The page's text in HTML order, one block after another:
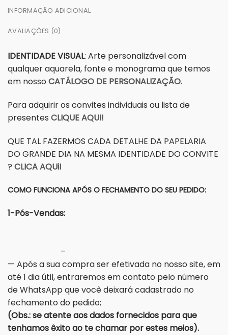
INFORMAÇÃO ADICIONAL
AVALIAÇÕES (0)
IDENTIDADE VISUAL: Arte personalizável com
qualquer aquarela, fonte e monograma que temos
em nossoCATÁLOGO DE PERSONALIZAÇÃO.
Para adquirir os convites individuais ou lista de
presentes CLIQUE AQUI!
QUE TAL FAZERMOS CADA DETALHE DA PAPELARIA
DO GRANDE DIA NA MESMA IDENTIDADE DO CONVITE
? CLICA AQUiI
COMO FUNCIONA APÓS O FECHAMENTO DO SEU PEDIDO:
1-Pós-Vendas:
–
— Após a sua compra ser efetivada no nosso site, em
até 1 dia útil, entraremos em contato pelo número
de WhatsApp que você deixará cadastrado no
fechamento do pedido;
(Obs.: se atente aos dados fornecidos para que
tenhamos êxito ao te chamar por estes meios).